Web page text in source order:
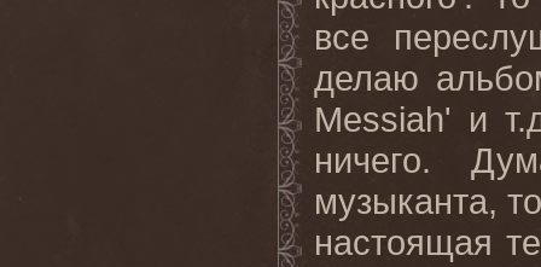
все
делаю
Messiah' и
ничего.
музыканта,
настоящая